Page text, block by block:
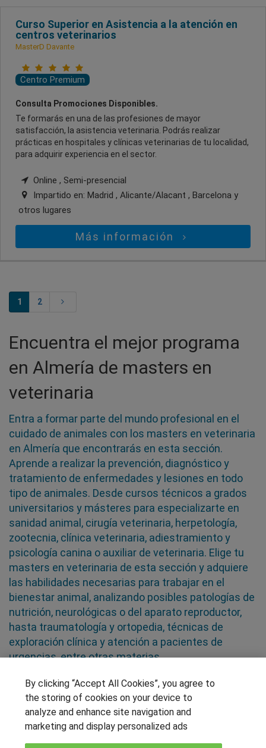
Curso Superior en Asistencia a la atención en
centros veterinarios
MasterD Davante
Centro Premium
Consulta Promociones Disponibles.
Te formarás en una de las profesiones de mayor
satisfacción, la asistencia veterinaria. Podrás realizar
prácticas en hospitales y clínicas veterinarias de tu localidad,
para adquirir experiencia en el sector.
Online , Semi-presencial
Impartido en: Madrid , Alicante/Alacant , Barcelona y
otros lugares
Más información
1 2
Encuentra el mejor programa
en Almería de masters en
veterinaria
Entra a formar parte del mundo profesional en el
cuidado de animales con los masters en veterinaria
en Almería que encontrarás en esta sección.
Aprende a realizar la prevención, diagnóstico y
tratamiento de enfermedades y lesiones en todo
tipo de animales. Desde cursos técnicos a grados
universitarios y másteres para especializarte en
sanidad animal, cirugía veterinaria, herpetología,
zootecnia, clínica veterinaria, adiestramiento y
psicología canina o auxiliar de veterinaria. Elige tu
masters en veterinaria de esta sección y adquiere
las habilidades necesarias para trabajar en el
bienestar animal, analizando posibles patologías de
nutrición, neurológicas o del aparato reproductor,
hasta traumatología y ortopedia, técnicas de
exploración clínica y atención a pacientes de
urgencias, entre otras materias
SÍGUENOS EN LAS REDES
OTROS GRUPOS DE INTERES
By clicking “Accept All Cookies”, you agree to
the storing of cookies on your device to
analyze and enhance site navigation and
marketing and display personalized ads